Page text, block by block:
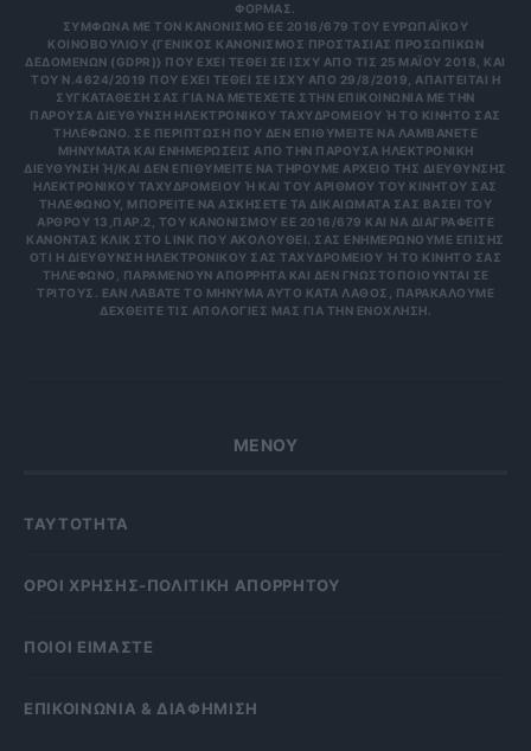
ΦΟΡΜΑΣ.
ΣΎΜΦΩΝΑ ΜΕ ΤΟΝ ΚΑΝΟΝΙΣΜΌ ΕΕ 2016/679 ΤΟΥ ΕΥΡΩΠΑΪΚΟΎ
ΚΟΙΝΟΒΟΥΛΊΟΥ {ΓΕΝΙΚΌΣ ΚΑΝΟΝΙΣΜΌΣ ΠΡΟΣΤΑΣΊΑΣ ΠΡΟΣΩΠΙΚΏΝ
ΔΕΔΟΜΈΝΩΝ (GDPR)} ΠΟΥ ΈΧΕΙ ΤΕΘΕΊ ΣΕ ΙΣΧΎ ΑΠΌ ΤΙΣ 25 ΜΑΪ́ΟΥ 2018, ΚΑΙ
ΤΟΥ Ν.4624/2019 ΠΟΥ ΈΧΕΙ ΤΕΘΕΊ ΣΕ ΙΣΧΎ ΑΠΌ 29/8/2019, ΑΠΑΙΤΕΊΤΑΙ Η
ΣΥΓΚΑΤΆΘΕΣΉ ΣΑΣ ΓΙΑ ΝΑ ΜΕΤΈΧΕΤΕ ΣΤΗΝ ΕΠΙΚΟΙΝΩΝΊΑ ΜΕ ΤΗΝ
ΠΑΡΟΎΣΑ ΔΙΕΎΘΥΝΣΗ ΗΛΕΚΤΡΟΝΙΚΟΎ ΤΑΧΥΔΡΟΜΕΊΟΥ Ή ΤΟ ΚΙΝΗΤΌ ΣΑΣ Τ
ΗΛΈΦΩΝΟ. ΣΕ ΠΕΡΊΠΤΩΣΗ ΠΟΥ ΔΕΝ ΕΠΙΘΥΜΕΊΤΕ ΝΑ ΛΑΜΒΆΝΕΤΕ Μ
ΗΝΎΜΑΤΑ ΚΑΙ ΕΝΗΜΕΡΏΣΕΙΣ ΑΠΌ ΤΗΝ ΠΑΡΟΎΣΑ ΗΛΕΚΤΡΟΝΙΚΉ Δ
ΙΕΎΘΥΝΣΗ Ή/ΚΑΙ ΔΕΝ ΕΠΙΘΥΜΕΊΤΕ ΝΑ ΤΗΡΟΎΜΕ ΑΡΧΕΊΟ ΤΗΣ ΔΙΕΎΘΥΝΣΗΣ ΗΛ
ΕΚΤΡΟΝΙΚΟΎ ΤΑΧΥΔΡΟΜΕΊΟΥ Ή ΚΑΙ ΤΟΥ ΑΡΙΘΜΟΎ ΤΟΥ ΚΙΝΗΤΟΎ ΣΑΣ ΤΗΛ
ΕΦΏΝΟΥ, ΜΠΟΡΕΊΤΕ ΝΑ ΑΣΚΉΣΕΤΕ ΤΑ ΔΙΚΑΙΏΜΑΤΆ ΣΑΣ ΒΆΣΕΙ ΤΟΥ ΆΡΘ
ΡΟΥ 13,ΠΑΡ.2, ΤΟΥ ΚΑΝΟΝΙΣΜΟΎ ΕΕ 2016/679 ΚΑΙ ΝΑ ΔΙΑΓΡΑΦΕΊΤΕ ΚΆΝ
ΟΝΤΑΣ ΚΛΙΚ ΣΤΟ LINK ΠΟΥ ΑΚΟΛΟΥΘΕΊ. ΣΑΣ ΕΝΗΜΕΡΏΝΟΥΜΕ ΕΠΊΣΗΣ ΌΤΙ
Η ΔΙΕΎΘΥΝΣΗ ΗΛΕΚΤΡΟΝΙΚΟΎ ΣΑΣ ΤΑΧΥΔΡΟΜΕΊΟΥ Ή ΤΟ ΚΙΝΗΤΌ ΣΑΣ ΤΗΛΈ
ΦΩΝΟ, ΠΑΡΑΜΈΝΟΥΝ ΑΠΌΡΡΗΤΑ ΚΑΙ ΔΕΝ ΓΝΩΣΤΟΠΟΙΟΎΝΤΑΙ ΣΕ ΤΡΊΤ
ΟΥΣ. ΕΆΝ ΛΆΒΑΤΕ ΤΟ ΜΉΝΥΜΑ ΑΥΤΌ ΚΑΤΆ ΛΆΘΟΣ, ΠΑΡΑΚΑΛΟΎΜΕ ΔΕΧΘ
ΕΊΤΕ ΤΙΣ ΑΠΟΛΟΓΊΕΣ ΜΑΣ ΓΙΑ ΤΗΝ ΕΝΌΧΛΗΣΗ.
ΜΕΝΟΥ
ΤΑΥΤΟΤΗΤΑ
OΡΟΙ ΧΡΗΣΗΣ-ΠΟΛΙΤΙΚΗ ΑΠΟΡΡΗΤΟΥ
ΠΟΙΟΙ ΕΙΜΑΣΤΕ
ΕΠΙΚΟΙΝΩΝΙΑ & ΔΙΑΦΗΜΙΣΗ